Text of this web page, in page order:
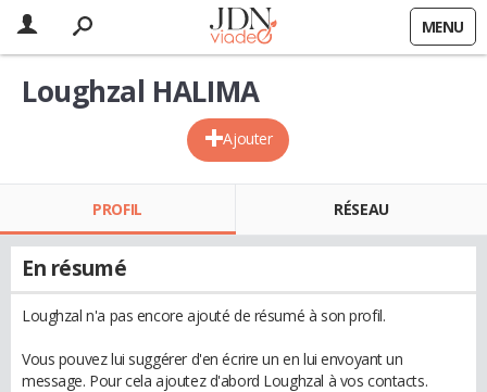
MENU
Ajouter
Loughzal HALIMA
PROFIL RÉSEAU
En résumé
Loughzal n'a pas encore ajouté de résumé à son profil.
Vous pouvez lui suggérer d'en écrire un en lui envoyant un
message. Pour cela ajoutez d'abord Loughzal à vos contacts.